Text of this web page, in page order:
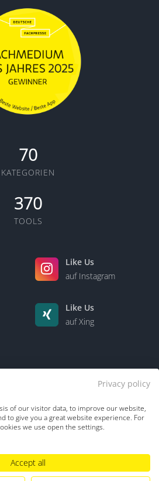
70
KATEGORIEN
370
TOOLS
Like Us
auf Instagram
Like Us
auf Xing
Kontakt Über uns
Impressum
Umgang mit KI
Privacy policy
of our visitor data, to improve our website,
to give you a great website experience. For
we use open the settings.
Accept all